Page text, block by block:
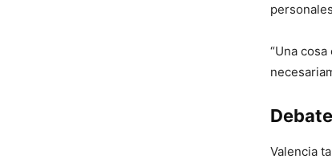
“Una
Valencia